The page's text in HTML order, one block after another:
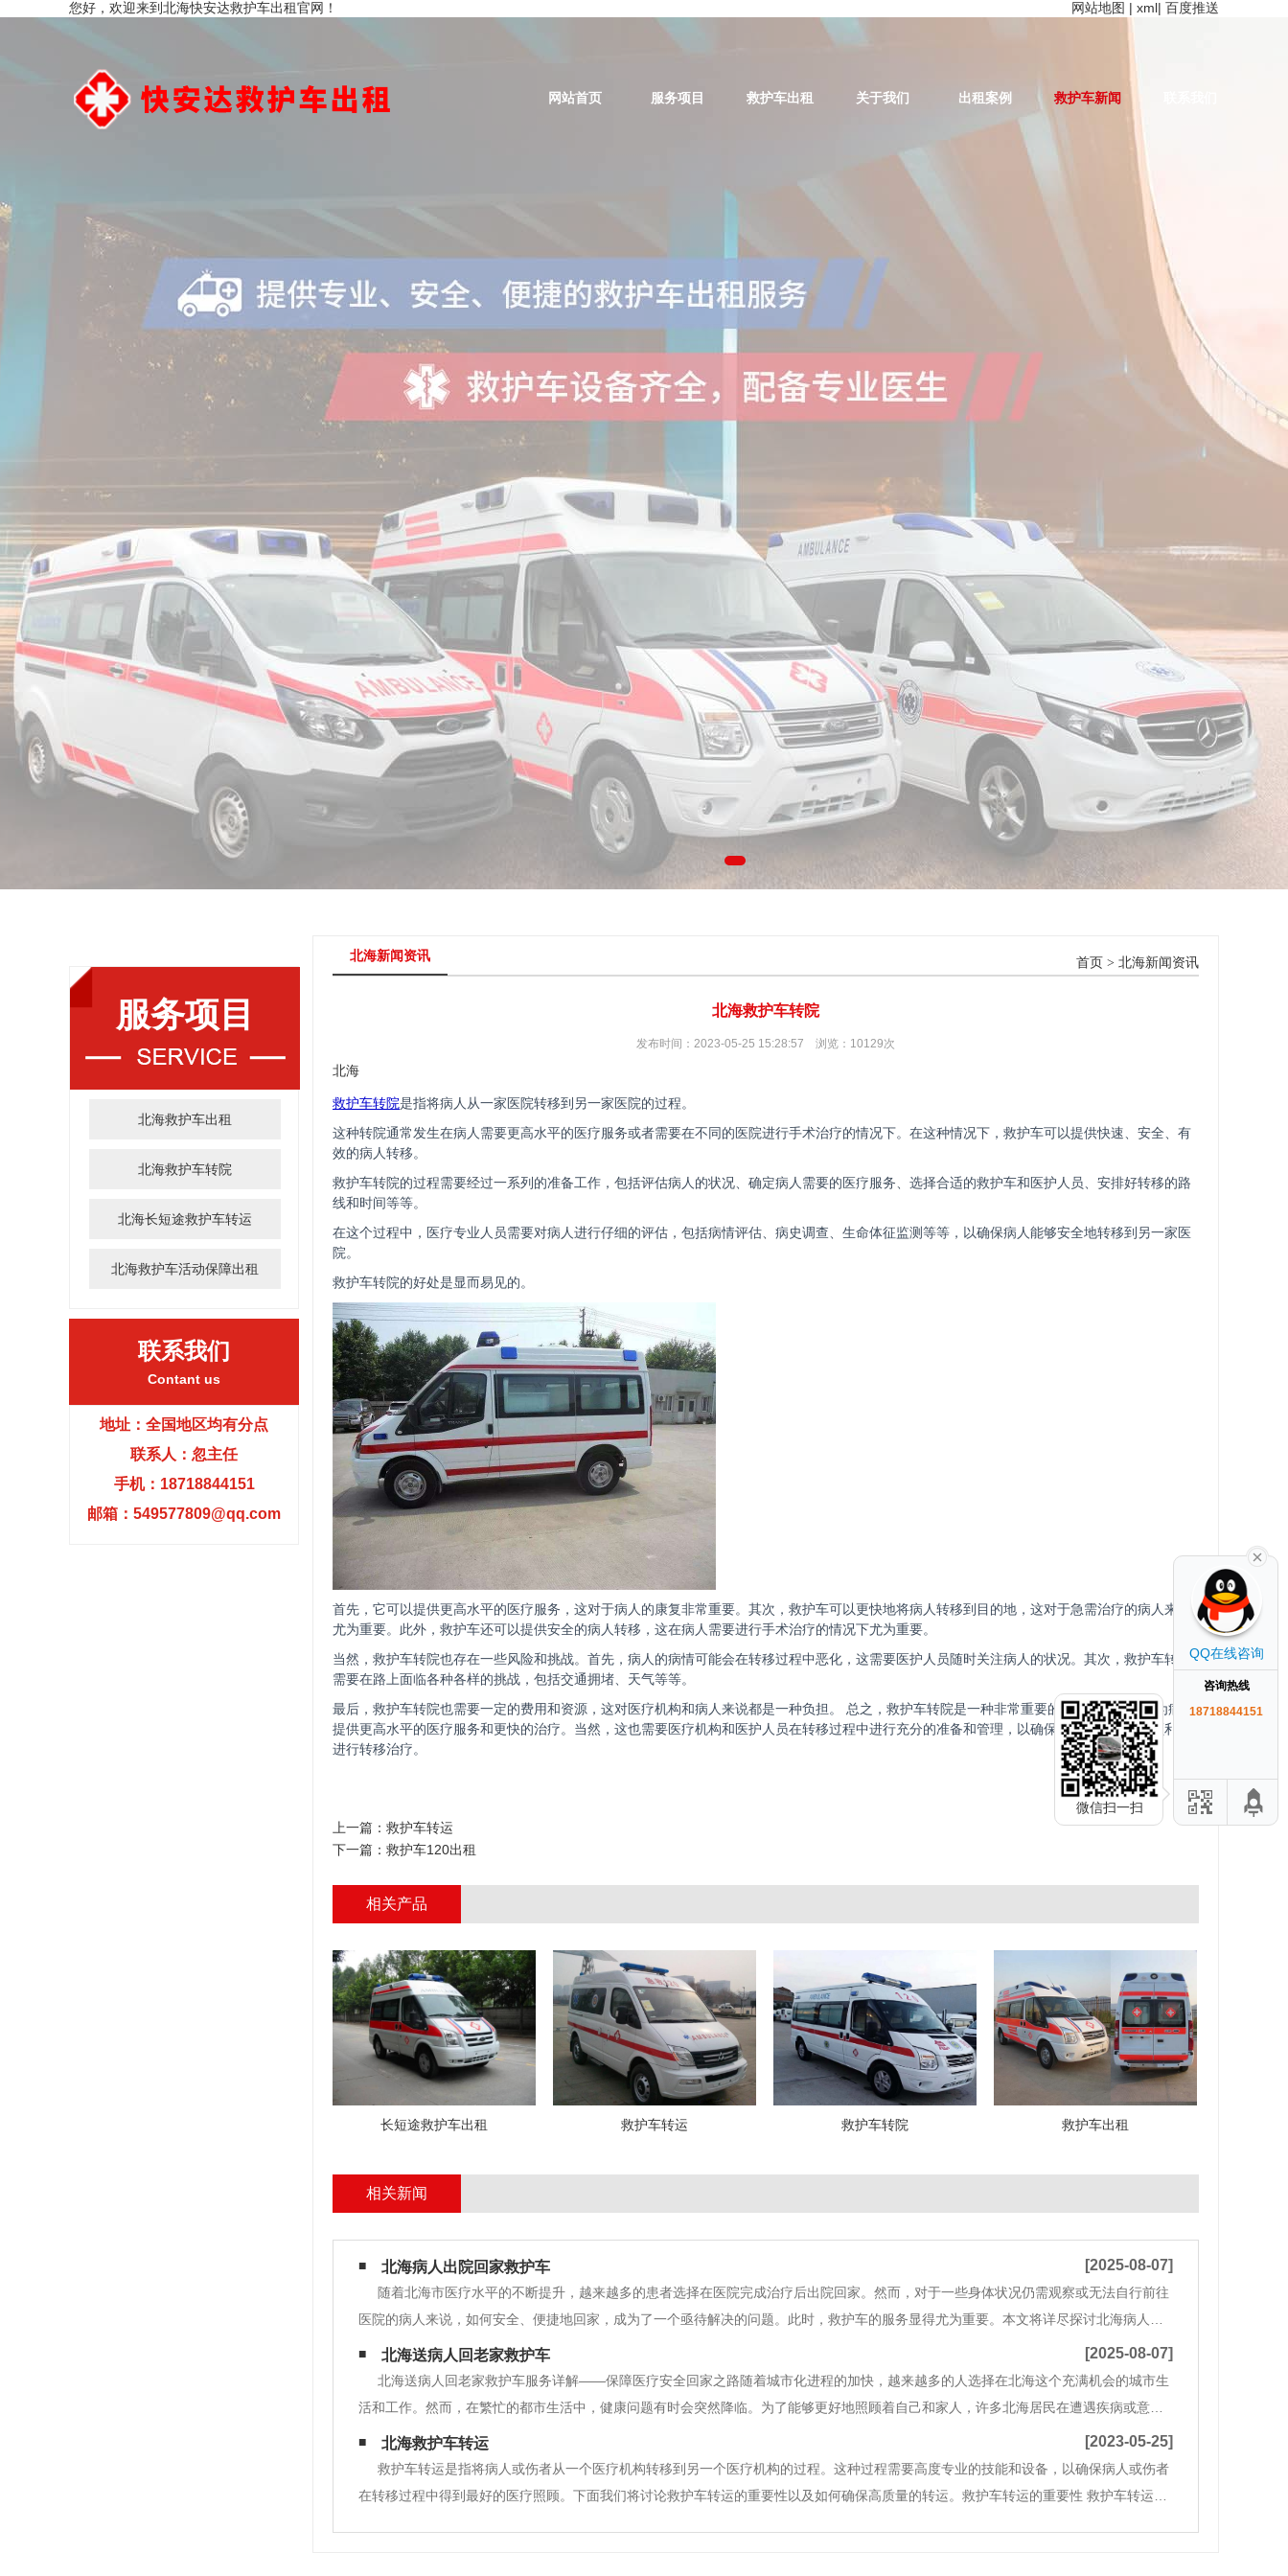
您好，欢迎来到北海快安达救护车出租官网！ 网站地图 | xml| 百度推送
网站首页 服务项目 救护车出租 关于我们 出租案例 救护车新闻
服务项目
北海救护车出租
北海救护车转院
北海长短途救护车转运
北海救护车活动保障出租
联系我们
Contant us
地址：全国地区均有分点
联系人：忽主任
手机：18718844151
邮箱：549577809@qq.com
北海新闻资讯 首页 > 北海新闻资讯
北海救护车转院
发布时间：2023-05-25 15:28:57 浏览：10129次
北海
救护车转院是指将病人从一家医院转移到另一家医院的过程。
这种转院通常发生在病人需要更高水平的医疗服务或者需要在不同的医院进行手术治疗的情况下。在这种情况下，救护车可以提供快速、安全、有
效的病人转移。
救护车转院的过程需要经过一系列的准备工作，包括评估病人的状况、确定病人需要的医疗服务、选择合适的救护车和医护人员、安排好转移的路
线和时间等等。
在这个过程中，医疗专业人员需要对病人进行仔细的评估，包括病情评估、病史调查、生命体征监测等等，以确保病人能够安全地转移到另一家医
院。
救护车转院的好处是显而易见的。
首先，它可以提供更高水平的医疗服务，这对于病人的康复非常重要。其次，救护车可以更快地将病人转移到目的地，这对于急需治疗的病人来说
尤为重要。此外，救护车还可以提供安全的病人转移，这在病人需要进行手术治疗的情况下尤为重要。
当然，救护车转院也存在一些风险和挑战。首先，病人的病情可能会在转移过程中恶化，这需要医护人员随时关注病人的状况。其次，救护车转院
需要在路上面临各种各样的挑战，包括交通拥堵、天气等等。
最后，救护车转院也需要一定的费用和资源，这对医疗机构和病人来说都是一种负担。 总之，救护车转院是一种非常重要的医疗服务，可以为病人
提供更高水平的医疗服务和更快的治疗。当然，这也需要医疗机构和医护人员在转移过程中进行充分的准备和管理，以确保病人能够安全、顺利地
进行转移治疗。
上一篇： 救护车转运
下一篇： 救护车120出租
相关产品
长短途救护车出租 救护车转运 救护车转院 救护车出租
相关新闻
北海病人出院回家救护车 [2025-08-07]
随着北海市医疗水平的不断提升，越来越多的患者选择在医院完成治疗后出院回家。然而，对于一些身体状况仍需观察或无法自行前往
医院的病人来说，如何安全、便捷地回家，成为了一个亟待解决的问题。此时，救护车的服务显得尤为重要。本文将详尽探讨北海病人出
院后如何选择救护车服务，包括相关流程、费用、注意事项及相关政策。 一、救护车的分类与选择在北海，救护车主要分为两类：普通救
护车和高级救护车。普通救护车通
北海送病人回老家救护车 [2025-08-07]
北海送病人回老家救护车服务详解——保障医疗安全回家之路随着城市化进程的加快，越来越多的人选择在北海这个充满机会的城市生
活和工作。然而，在繁忙的都市生活中，健康问题有时会突然降临。为了能够更好地照顾着自己和家人，许多北海居民在遭遇疾病或意外
时，需要考虑如何安全地将病人送回老家接受家人的照顾。北海送病人回老家救护车服务应运而生，它为需要转运的病人提供了极大的便
利。本文将对这一服务进行全面详细的介绍。&
北海救护车转运 [2023-05-25]
救护车转运是指将病人或伤者从一个医疗机构转移到另一个医疗机构的过程。这种过程需要高度专业的技能和设备，以确保病人或伤者
在转移过程中得到最好的医疗照顾。下面我们将讨论救护车转运的重要性以及如何确保高质量的转运。救护车转运的重要性 救护车转运对
QQ在线咨询
咨询热线
18718844151
微信扫一扫